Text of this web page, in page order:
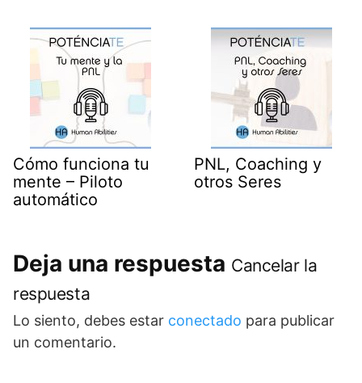
Cómo funciona tu
mente – Piloto
automático
PNL, Coaching y
otros Seres
Deja una respuesta Cancelar la
respuesta
Lo siento, debes estar conectado para publicar
un comentario.